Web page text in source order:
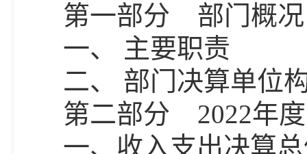
第一部分
部门概况
一、 主要职责
二、 部门决算单位
第二部分
2022年
一、收入支出决算